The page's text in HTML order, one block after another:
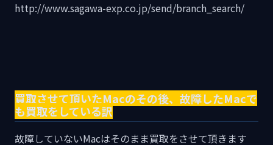
http://www.sagawa-exp.co.jp/send/branch_search/
買取させて頂いたMacのその後、故障したMacで
も買取をしている訳
故障していないMacはそのまま買取をさせて頂きます